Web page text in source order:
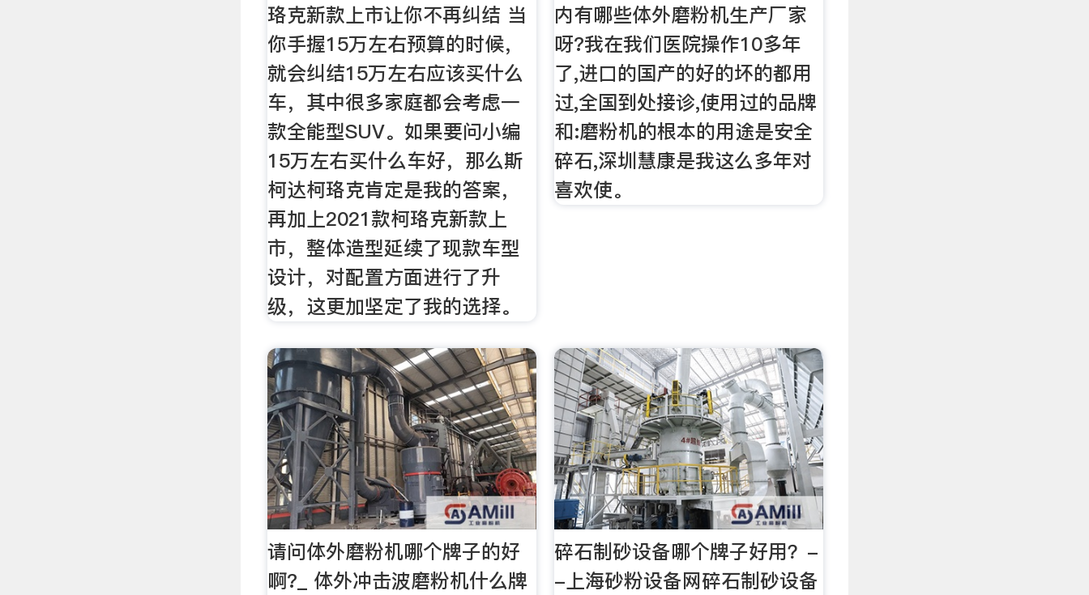
珞克新款上市让你不再纠结 当
你手握15万左右预算的时候，
就会纠结15万左右应该买什么
车，其中很多家庭都会考虑一
款全能型SUV。如果要问小编
15万左右买什么车好，那么斯
柯达柯珞克肯定是我的答案，
再加上2021款柯珞克新款上
市，整体造型延续了现款车型
设计，对配置方面进行了升
级，这更加坚定了我的选择。
内有哪些体外磨粉机生产厂家
呀?我在我们医院操作10多年
了,进口的国产的好的坏的都用
过,全国到处接诊,使用过的品牌
和:磨粉机的根本的用途是安全
碎石,深圳慧康是我这么多年对
喜欢使。
请问体外磨粉机哪个牌子的好
啊?_ 体外冲击波磨粉机什么牌
碎石制砂设备哪个牌子好用？-
-上海砂粉设备网碎石制砂设备